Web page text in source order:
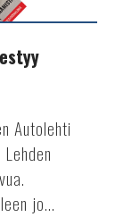
Autolehti
jo...